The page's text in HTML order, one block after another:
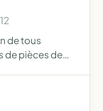
de tous
de pièces de